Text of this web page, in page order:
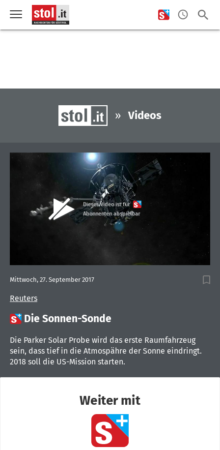
» Videos
Dieses Video ist für
Abonnenten abspielbar
Reuters
Mittwoch, 27. September 2017
 Die Sonnen-Sonde
Die Parker Solar Probe wird das erste Raumfahrzeug
sein, dass tief in die Atmospähre der Sonne eindringt.
2018 soll die US-Mission starten.